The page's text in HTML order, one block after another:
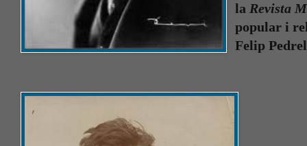
la Revista
popular i
Felip